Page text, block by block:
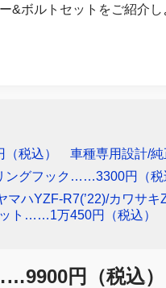
&ボルトセットをご紹介し
税込） 車種専用設計/純
ングフック……3300円（
ハYZF-R7(’22)/カワサ
ト……1万450円（税込）
円（税込